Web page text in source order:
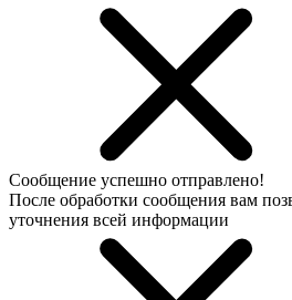
Сообщение успешно отправлено!
После обработки сообщения вам
уточнения всей информации